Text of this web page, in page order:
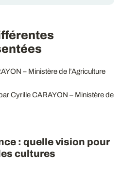
– Ministère de l’Agriculture
Cyrille CARAYON – Ministère de
: quelle vision pour
cultures